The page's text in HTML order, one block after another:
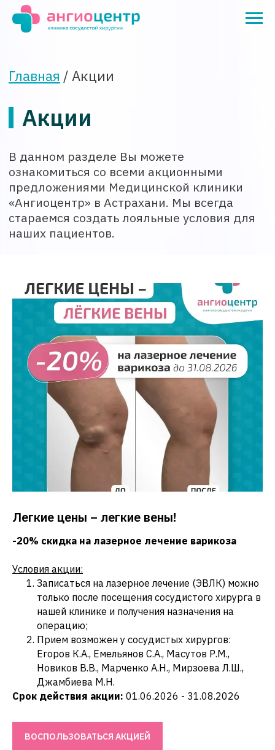
В данном разделе Вы можете
ознакомиться со всеми акционными
стараемся создать лояльные условия для
наших пациентов.
Акции
Легкие цены – легкие вены!
-20% скидка на лазерное лечение варикоза
Условия акции:
Записаться на лазерное лечение (ЭВЛК) можно
только после посещения сосудистого хирурга в
нашей клинике и получения назначения на
операцию;
Прием возможен у сосудистых хирургов:
Егоров К.А., Емельянов С.А., Масутов Р.М.,
Новиков В.В., Марченко А.Н., Мирзоева Л.Ш.,
Джамбиева М.Н.
Срок действия акции: 01.06.2026 - 31.08.2026
ВОСПОЛЬЗОВАТЬСЯ АКЦИЕЙ